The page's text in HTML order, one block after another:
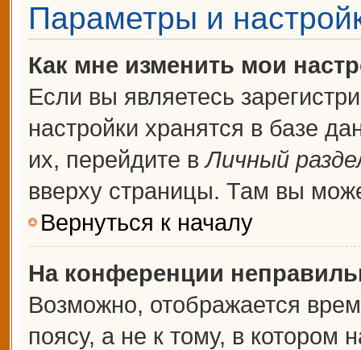
Параметры и
Как мне изменить мои
Если вы являетесь
настройки хранятся в базе
их, перейдите вЛичный
вверху страницы. Там вы
Вернуться к началу
На конференции
Возможно, отображается
поясу, а не к тому, в котором